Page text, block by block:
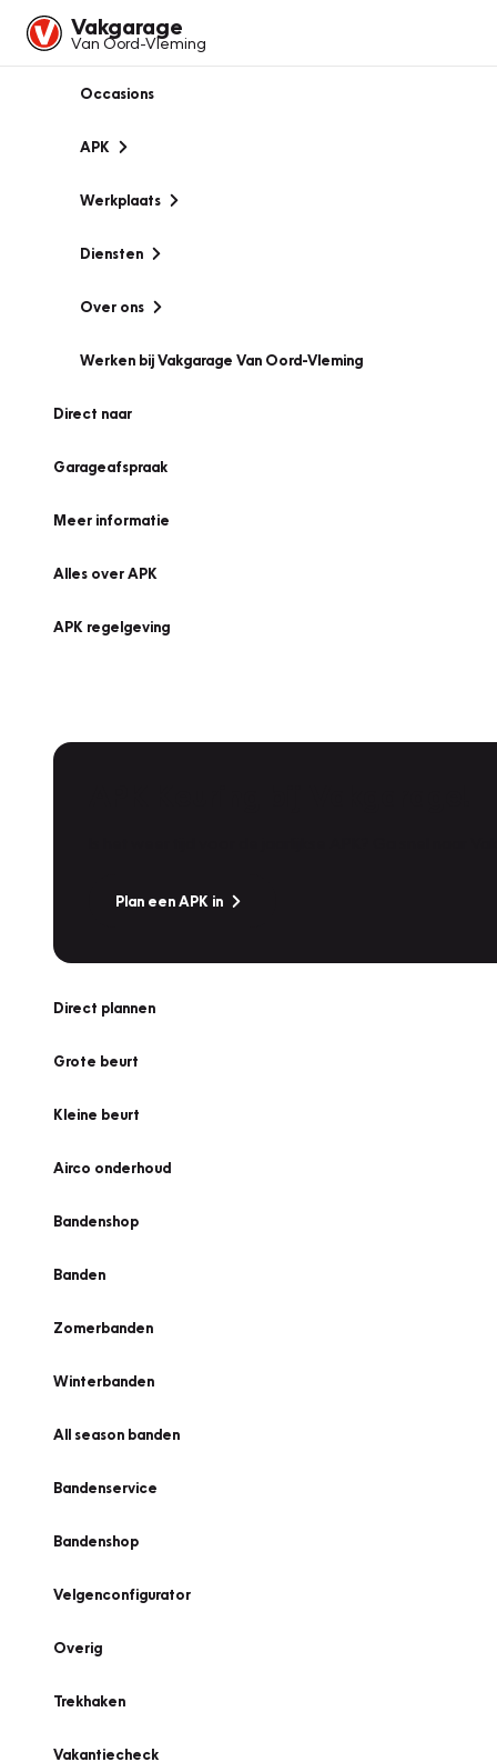
Vakgarage
Van Oord-Vleming
Occasions
APK
Werkplaats
Diensten
Over ons
Werken bij Vakgarage Van Oord-Vleming
Direct naar
Garageafspraak
Meer informatie
Alles over APK
APK regelgeving
Plan een APK in
Direct plannen
Grote beurt
Kleine beurt
Airco onderhoud
Bandenshop
Banden
Zomerbanden
Winterbanden
All season banden
Bandenservice
Bandenshop
Velgenconfigurator
Overig
Trekhaken
Vakantiecheck